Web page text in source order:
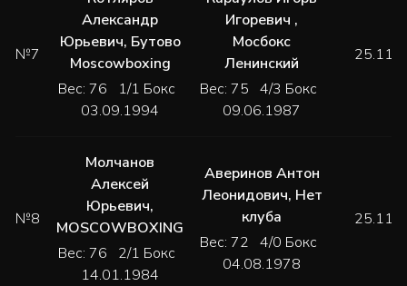
№7
Александр
Юрьевич, Бутово
Moscowboxing
Вес: 76 1/1 Бокс
03.09.1994
Игоревич ,
Мосбокс
Ленинский
Вес: 75 4/3 Бокс
09.06.1987
№8
Молчанов
Алексей
Юрьевич,
MOSCOWBOXING
Вес: 76 2/1 Бокс
14.01.1984
Аверинов Антон
Леонидович, Нет
клуба
Вес: 72 4/0 Бокс
04.08.1978